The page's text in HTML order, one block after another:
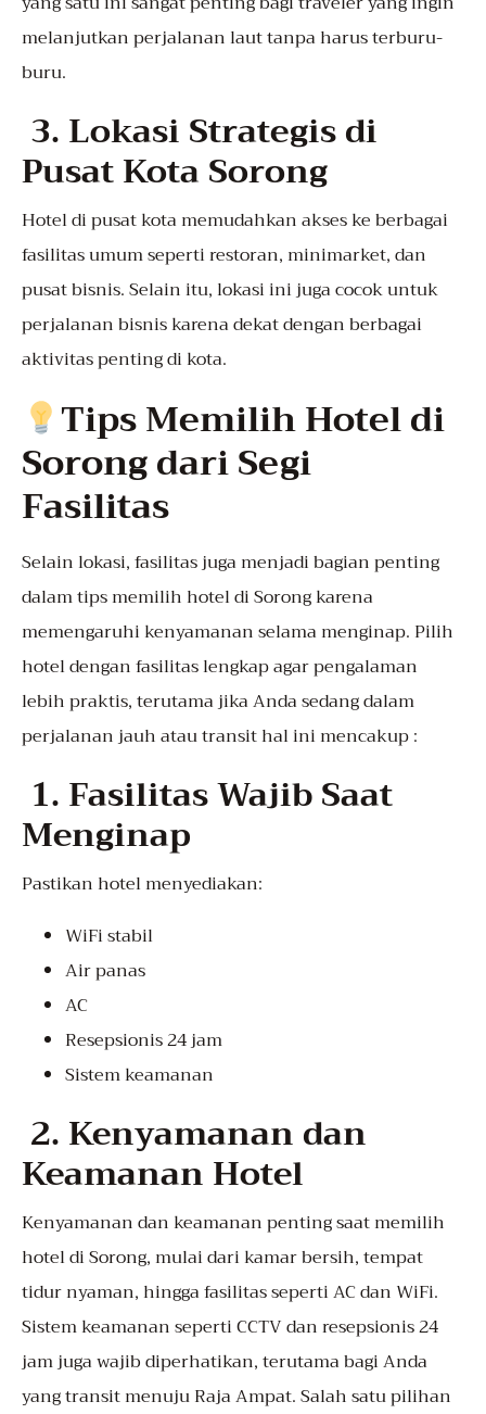
melanjutkan perjalanan laut tanpa harus terburu-
buru.
3. Lokasi Strategis di
Pusat Kota Sorong
Hotel di pusat kota memudahkan akses ke berbagai
fasilitas umum seperti restoran, minimarket, dan
pusat bisnis. Selain itu, lokasi ini juga cocok untuk
perjalanan bisnis karena dekat dengan berbagai
aktivitas penting di kota.
Tips Memilih Hotel di
Sorong dari Segi
Fasilitas
Selain lokasi, fasilitas juga menjadi bagian penting
dalam tips memilih hotel di Sorong karena
memengaruhi kenyamanan selama menginap. Pilih
hotel dengan fasilitas lengkap agar pengalaman
lebih praktis, terutama jika Anda sedang dalam
perjalanan jauh atau transit hal ini mencakup :
1. Fasilitas Wajib Saat
Menginap
Pastikan hotel menyediakan:
WiFi stabil
Air panas
AC
Resepsionis 24 jam
Sistem keamanan
2. Kenyamanan dan
Keamanan Hotel
Kenyamanan dan keamanan penting saat memilih
hotel di Sorong, mulai dari kamar bersih, tempat
tidur nyaman, hingga fasilitas seperti AC dan WiFi.
Sistem keamanan seperti CCTV dan resepsionis 24
jam juga wajib diperhatikan, terutama bagi Anda
yang transit menuju Raja Ampat. Salah satu pilihan